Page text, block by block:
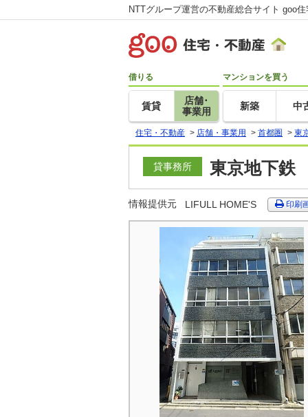
NTTグループ運営の不動産総合サイト goo
借りる
賃貸
店舗･
事業用
マンションを買う
新築 中
住宅・不動産 > 店舗・事業用 > 首都圏 > 東
貸事務所 東京地下
情報提供元 LIFULL HOME'S 印刷